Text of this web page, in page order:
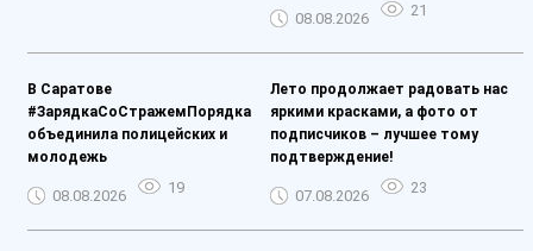
08.08.2026 21
В Саратове
#ЗарядкаСоСтражемПорядка
объединила полицейских и
молодежь
08.08.2026 19
Лето продолжает радовать нас
яркими красками, а фото от
подписчиков – лучшее тому
подтверждение!
07.08.2026 23